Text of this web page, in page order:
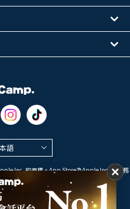
語
Inc. 的商標。App Store為Apple Inc. 的服務
LLC 的商標。